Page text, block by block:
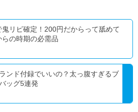
鬼リピ確定！200円だからって舐めて
の時期の必需品
ンド付録でいいの？太っ腹すぎるブ
ッグ5連発